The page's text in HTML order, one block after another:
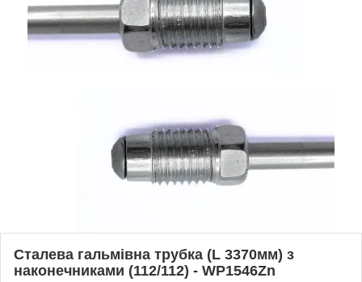
Сталева гальмівна трубка (L 3370мм) з
наконечниками (112/112) - WP1546Zn